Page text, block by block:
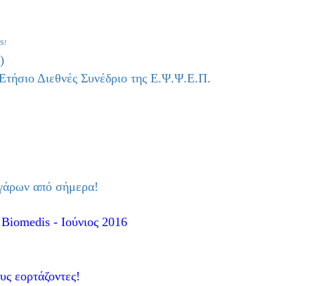
Διεθνές Συνέδριο της Ε.Ψ.Ψ.Ε.Π.
από σήμερα!
- Ιούνιος 2016
εορτάζοντες!